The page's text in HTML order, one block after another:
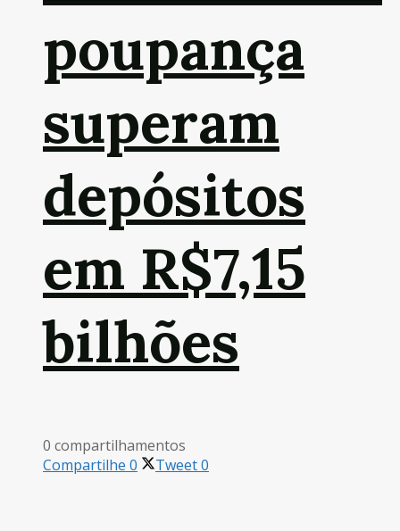
poupança
superam
depósitos
em R$7,15
bilhões
0 compartilhamentos
Compartilhe 0 Tweet0